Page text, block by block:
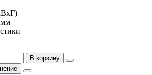
мм
В корзину